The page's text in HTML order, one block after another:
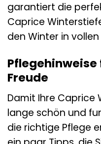
garantiert die
Caprice
den Winter in
Freude
Damit Ihre Caprice
lange schön und
die richtige Pflege